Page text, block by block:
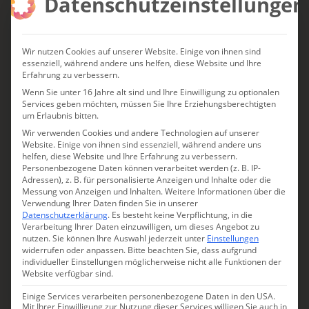
persönliche Geheimtipps, Rezepte und
besondere Reisegeschichten – direkt in
Ihrem Postfach.
GEHEIMTIPPS ERHALTEN
KURATIERT VON ANJA FISCHER ·
KOSTENLOS · JEDERZEIT ABMELDBAR
Wir nutzen Cookies auf unserer Website. Einige von ihnen sind
essenziell, während andere uns helfen, diese Website und Ihre
Erfahrung zu verbessern.
Wenn Sie unter 16 Jahre alt sind und Ihre Einwilligung zu optionalen
Services geben möchten, müssen Sie Ihre Erziehungsberechtigten
um Erlaubnis bitten.
Wir verwenden Cookies und andere Technologien auf unserer
Website. Einige von ihnen sind essenziell, während andere uns
helfen, diese Website und Ihre Erfahrung zu verbessern.
Personenbezogene Daten können verarbeitet werden (z. B. IP-
Adressen), z. B. für personalisierte Anzeigen und Inhalte oder die
Messung von Anzeigen und Inhalten.Weitere Informationen über die
Verwendung Ihrer Daten finden Sie in unserer
Datenschutzerklärung. Es besteht keine Verpflichtung, in die
Verarbeitung Ihrer Daten einzuwilligen, um dieses Angebot zu
nutzen.Sie können Ihre Auswahl jederzeit unter Einstellungen
widerrufen oder anpassen. Bitte beachten Sie, dass aufgrund
individueller Einstellungen möglicherweise nicht alle Funktionen der
Website verfügbar sind.
Einige Services verarbeiten personenbezogene Daten in den USA.
Mit Ihrer Einwilligung zur Nutzung dieser Services willigen Sie auch in